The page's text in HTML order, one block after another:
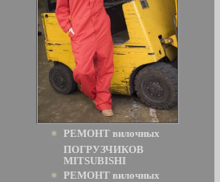
РЕМОНТ вилочных
ПОГРУЗЧИКОВ
MITSUBISHI
РЕМОНТ вилочных